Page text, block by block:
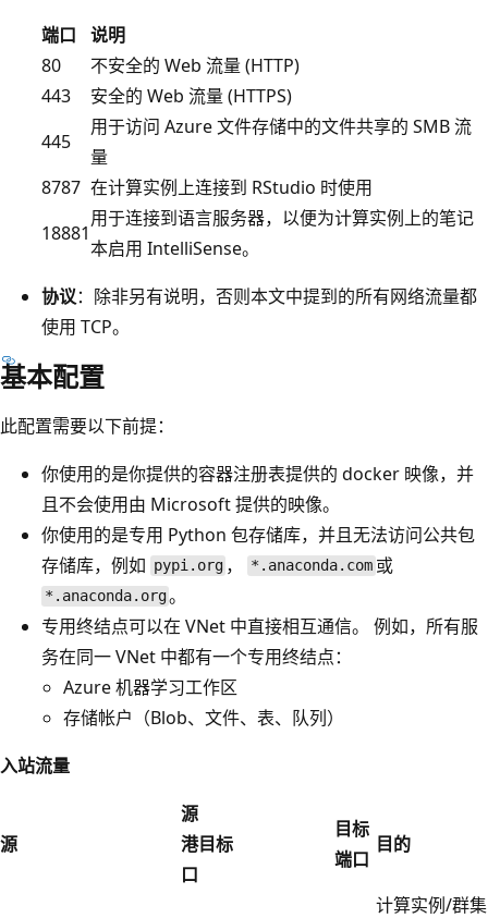
端口
说明
80
不安全的 Web 流量 (HTTP)
443
安全的 Web 流量 (HTTPS)
445
用于访问 Azure 文件存储中的文件共享的 SMB 流
量
8787 在计算实例上连接到 RStudio 时使用
18881
用于连接到语言服务器，以便为计算实例上的笔记
本启用 IntelliSense。
协议：除非另有说明，否则本文中提到的所有网络流量都
使用 TCP。
基本配置
此配置需要以下前提：
你使用的是你提供的容器注册表提供的 docker 映像，并
且不会使用由 Microsoft 提供的映像。
你使用的是专用 Python 包存储库，并且无法访问公共包
存储库，例如 pypi.org ， *.anaconda.com 或
*.anaconda.org。
专用终结点可以在 VNet 中直接相互通信。 例如，所有服
务在同一 VNet 中都有一个专用终结点：
Azure 机器学习工作区
存储帐户（Blob、文件、表、队列）
入站流量
源
源
港
口
目标
目标
端口
目的
计算实例/群集